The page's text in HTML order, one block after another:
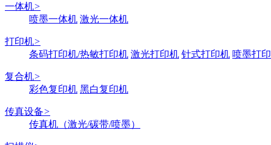
一体机>
喷墨一体机 激光一体机
打印机>
条码打印机/热敏打印机 激光打印机 针式打印机 喷墨打
复合机>
彩色复印机 黑白复印机
传真设备>
传真机（激光/碳带/喷墨）